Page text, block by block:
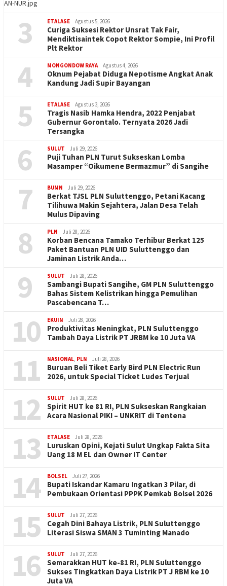
AN-NUR.jpg
3 ETALASE Agustus 5, 2026
Curiga Suksesi Rektor Unsrat Tak Fair,
Mendiktisaintek Copot Rektor Sompie, Ini Profil
Plt Rektor
4 MONGONDOW RAYA Agustus 4, 2026
Oknum Pejabat Diduga Nepotisme Angkat Anak
Kandung Jadi Supir Bayangan
5 ETALASE Agustus 3, 2026
Tragis Nasib Hamka Hendra, 2022 Penjabat
Gubernur Gorontalo. Ternyata 2026 Jadi
Tersangka
6 SULUT Juli 29, 2026
Puji Tuhan PLN Turut Sukseskan Lomba
Masamper “Oikumene Bermazmur” di Sangihe
7 BUMN Juli 29, 2026
Berkat TJSL PLN Suluttenggo, Petani Kacang
Tilihuwa Makin Sejahtera, Jalan Desa Telah
Mulus Dipaving
8 PLN Juli 28, 2026
Korban Bencana Tamako Terhibur Berkat 125
Paket Bantuan PLN UID Suluttenggo dan
Jaminan Listrik Anda…
9 SULUT Juli 28, 2026
Sambangi Bupati Sangihe, GM PLN Suluttenggo
Bahas Sistem Kelistrikan hingga Pemulihan
Pascabencana T…
10 EKUIN Juli 28, 2026
Produktivitas Meningkat, PLN Suluttenggo
Tambah Daya Listrik PT JRBM ke 10 Juta VA
11 NASIONAL, PLN Juli 28, 2026
Buruan Beli Tiket Early Bird PLN Electric Run
2026, untuk Special Ticket Ludes Terjual
12 SULUT Juli 28, 2026
Spirit HUT ke 81 RI, PLN Sukseskan Rangkaian
Acara Nasional PIKI – UNKRIT di Tentena
13 ETALASE Juli 28, 2026
Luruskan Opini, Kejati Sulut Ungkap Fakta Sita
Uang 18 M EL dan Owner IT Center
14 BOLSEL Juli 27, 2026
Bupati Iskandar Kamaru Ingatkan 3 Pilar, di
Pembukaan Orientasi PPPK Pemkab Bolsel 2026
15 SULUT Juli 27, 2026
Cegah Dini Bahaya Listrik, PLN Suluttenggo
Literasi Siswa SMAN 3 Tuminting Manado
16 SULUT Juli 27, 2026
Semarakkan HUT ke-81 RI, PLN Suluttenggo
Sukses Tingkatkan Daya Listrik PT J RBM ke 10
Juta VA